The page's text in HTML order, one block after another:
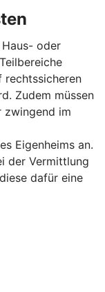
oder
rechtssicheren
Zudem müssen
zwingend im
Eigenheims an.
der Vermittlung
dafür eine